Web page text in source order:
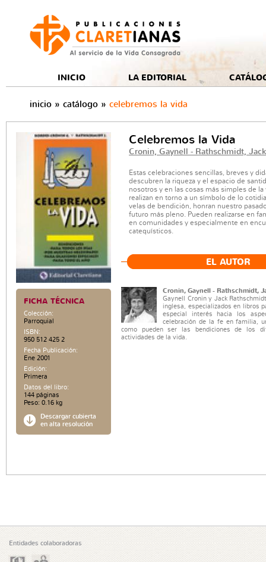
INICIO LA EDITORIAL
inicio » catálogo » celebremos la vida
FICHA TÉCNICA
Colección:
Parroquial
ISBN:
950 512 425 2
Fecha Publicación:
Ene 2001
Edición:
Primera
Datos del libro:
144 páginas
Peso: 0.16 kg
Descargar cubierta
en alta resolución
Celebremos la Vida
Cronin, Gaynell - Rathschmidt, Jack
Estas celebraciones sencillas, breves y
descubren la riqueza y el espacio de
nosotros y en las cosas más simples de la
realizan en torno a un símbolo de lo
velas de bendición, honran nuestro
futuro más pleno. Pueden realizarse en
en comunidades y especialmente en
catequísticos.
EL AUTOR
Cronin, Gaynell - Rathschmidt,
Gaynell Cronin y Jack
inglesa, especializados en libros
especial interés hacia los
celebración de la fe en familia,
como pueden ser las bendiciones de los
actividades de la vida.
Entidades colaboradoras